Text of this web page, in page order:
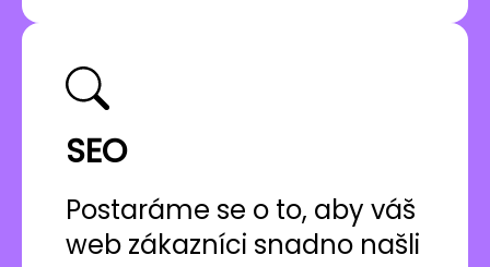
SEO
Postaráme se o to, aby váš
web zákazníci snadno našli